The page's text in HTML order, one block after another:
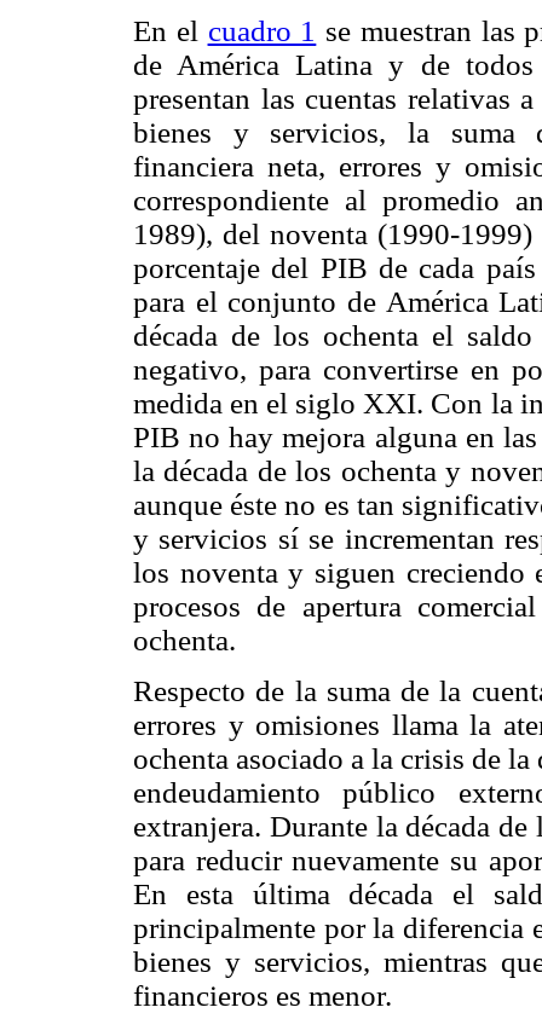
En el cuadro 1 se muestran las
de América Latina y de
presentan las cuentas relativas
bienes y servicios, la suma
financiera neta, errores y
correspondiente al promedio
1989), del noventa (1990-
porcentaje del PIB de cada
para el conjunto de América
década de los ochenta el
negativo, para convertirse en
medida en el siglo XXI. Con la
PIB no hay mejora alguna en
la década de los ochenta y
aunque éste no es tan
y servicios sí se incrementan
los noventa y siguen
procesos de apertura
ochenta.
Respecto de la suma de la
errores y omisiones llama la
ochenta asociado a la crisis de
endeudamiento público
extranjera. Durante la década
para reducir nuevamente su
En esta última década el
principalmente por la diferencia
bienes y servicios, mientras
financieros es menor.